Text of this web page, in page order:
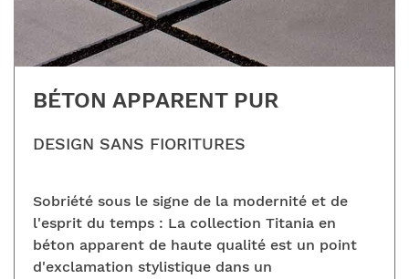
BÉTON APPARENT PUR
DESIGN SANS FIORITURES
Sobriété sous le signe de la modernité et de
l'esprit du temps : La collection Titania en
béton apparent de haute qualité est un point
d'exclamation stylistique dans un